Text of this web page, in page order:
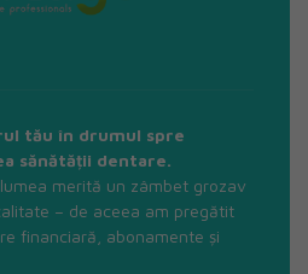
tău în drumul spre
sănătății dentare.
merită un zâmbet grozav
– de aceea am pregătit
financiară, abonamente și